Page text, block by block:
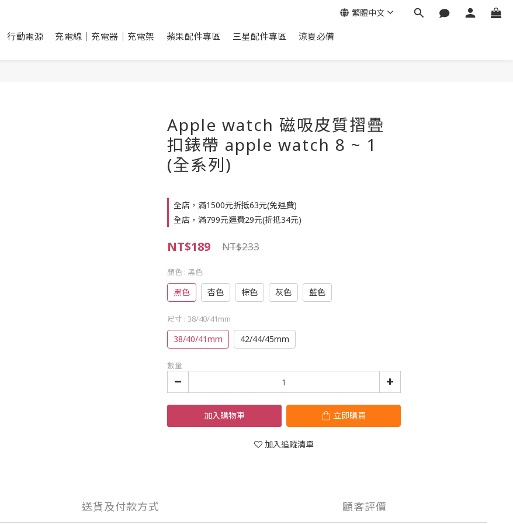
行動電源 充電線｜充電器｜充電架 蘋果配件專區 三星配件專區 涼夏必備
繁體中文
Apple watch 磁吸皮質摺疊
扣錶帶 apple watch 8 ~ 1
(全系列)
全店，滿1500元折抵63元(免運費)
全店，滿799元運費29元(折抵34元)
NT$189 NT$233
顏色 : 黑色
黑色 杏色 棕色 灰色 藍色
尺寸 : 38/40/41mm
38/40/41mm 42/44/45mm
數量
加入購物車 立即購買
加入追蹤清單
送貨及付款方式 顧客評價